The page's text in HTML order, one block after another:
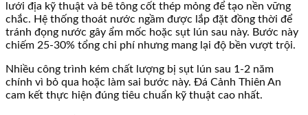
lưới địa kỹ thuật và bê tông cốt thép mỏng để tạo nền vững
chắc. Hệ thống thoát nước ngầm được lắp đặt đồng thời để
tránh đọng nước gây ẩm mốc hoặc sụt lún sau này. Bước này
chiếm 25-30% tổng chi phí nhưng mang lại độ bền vượt trội.
Nhiều công trình kém chất lượng bị sụt lún sau 1-2 năm
chính vì bỏ qua hoặc làm sai bước này. Đá Cảnh Thiên An
cam kết thực hiện đúng tiêu chuẩn kỹ thuật cao nhất.